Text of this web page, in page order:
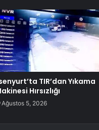
TIR’dan Yıkama
Hırsızlığı
Ağustos 5, 2026